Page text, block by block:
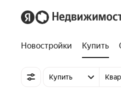
Новостройки Купить
Купить